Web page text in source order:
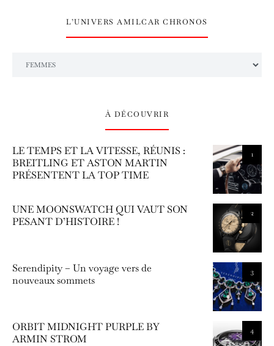
L’UNIVERS AMILCAR CHRONOS
À DÉCOUVRIR
1
LE TEMPS ET LA VITESSE, RÉUNIS :
BREITLING ET ASTON MARTIN
PRÉSENTENT LA TOP TIME
2
UNE MOONSWATCH QUI VAUT SON
PESANT D’HISTOIRE !
3
Serendipity – Un voyage vers de
nouveaux sommets
4
ORBIT MIDNIGHT PURPLE BY
ARMIN STROM